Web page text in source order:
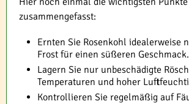
zusammengefasst:
Ernten Sie Rosenkohl idealerweise
Frost für einen süßeren Geschmack.
Lagern Sie nur unbeschädigte
Temperaturen und hoher
Kontrollieren Sie regelmäßig auf